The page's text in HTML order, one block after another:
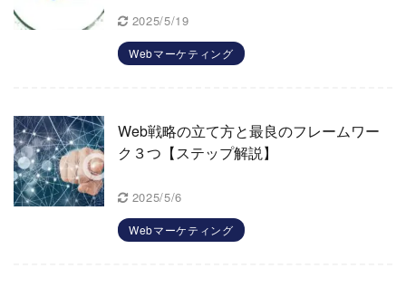
2025/5/19
Webマーケティング
Web戦略の立て方と最良のフレームワー
ク３つ【ステップ解説】
2025/5/6
Webマーケティング